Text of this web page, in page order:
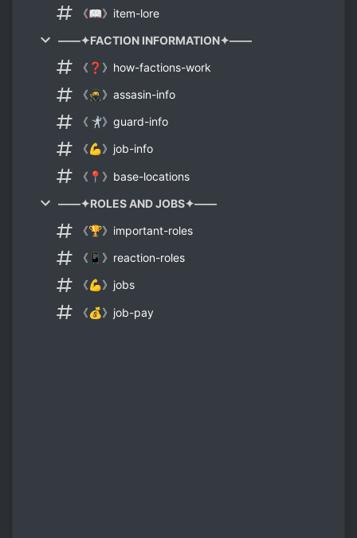
《📖》item-lore
——✦FACTION INFORMATION✦——
《❓》how-factions-work
《🥷》assasin-info
《🤺》guard-info
《💪》job-info
《📍》base-locations
——✦ROLES AND JOBS✦——
《🏆》important-roles
《📱》reaction-roles
《💪》jobs
《💰》job-pay